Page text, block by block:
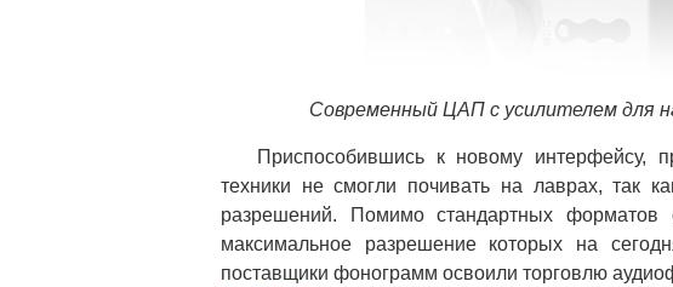
Современный ЦАП с усилителем для
Приспособившись к новому интерфейсу,
техники не смогли почивать на лаврах, так
разрешений. Помимо стандартных форматов
максимальное разрешение которых на
поставщики фонограмм освоили торговлю